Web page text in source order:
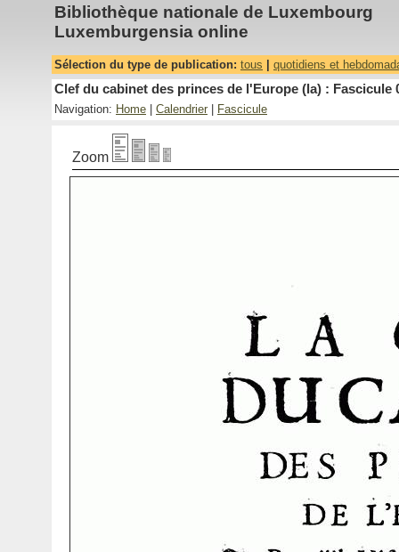
Bibliothèque nationale de Luxembourg
Luxemburgensia online
Sélection du type de publication: tous quotidiens et
Clef du cabinet des princes de l'Europe (la) : Fascicule
Navigation: Home Calendrier Fascicule
Zoom